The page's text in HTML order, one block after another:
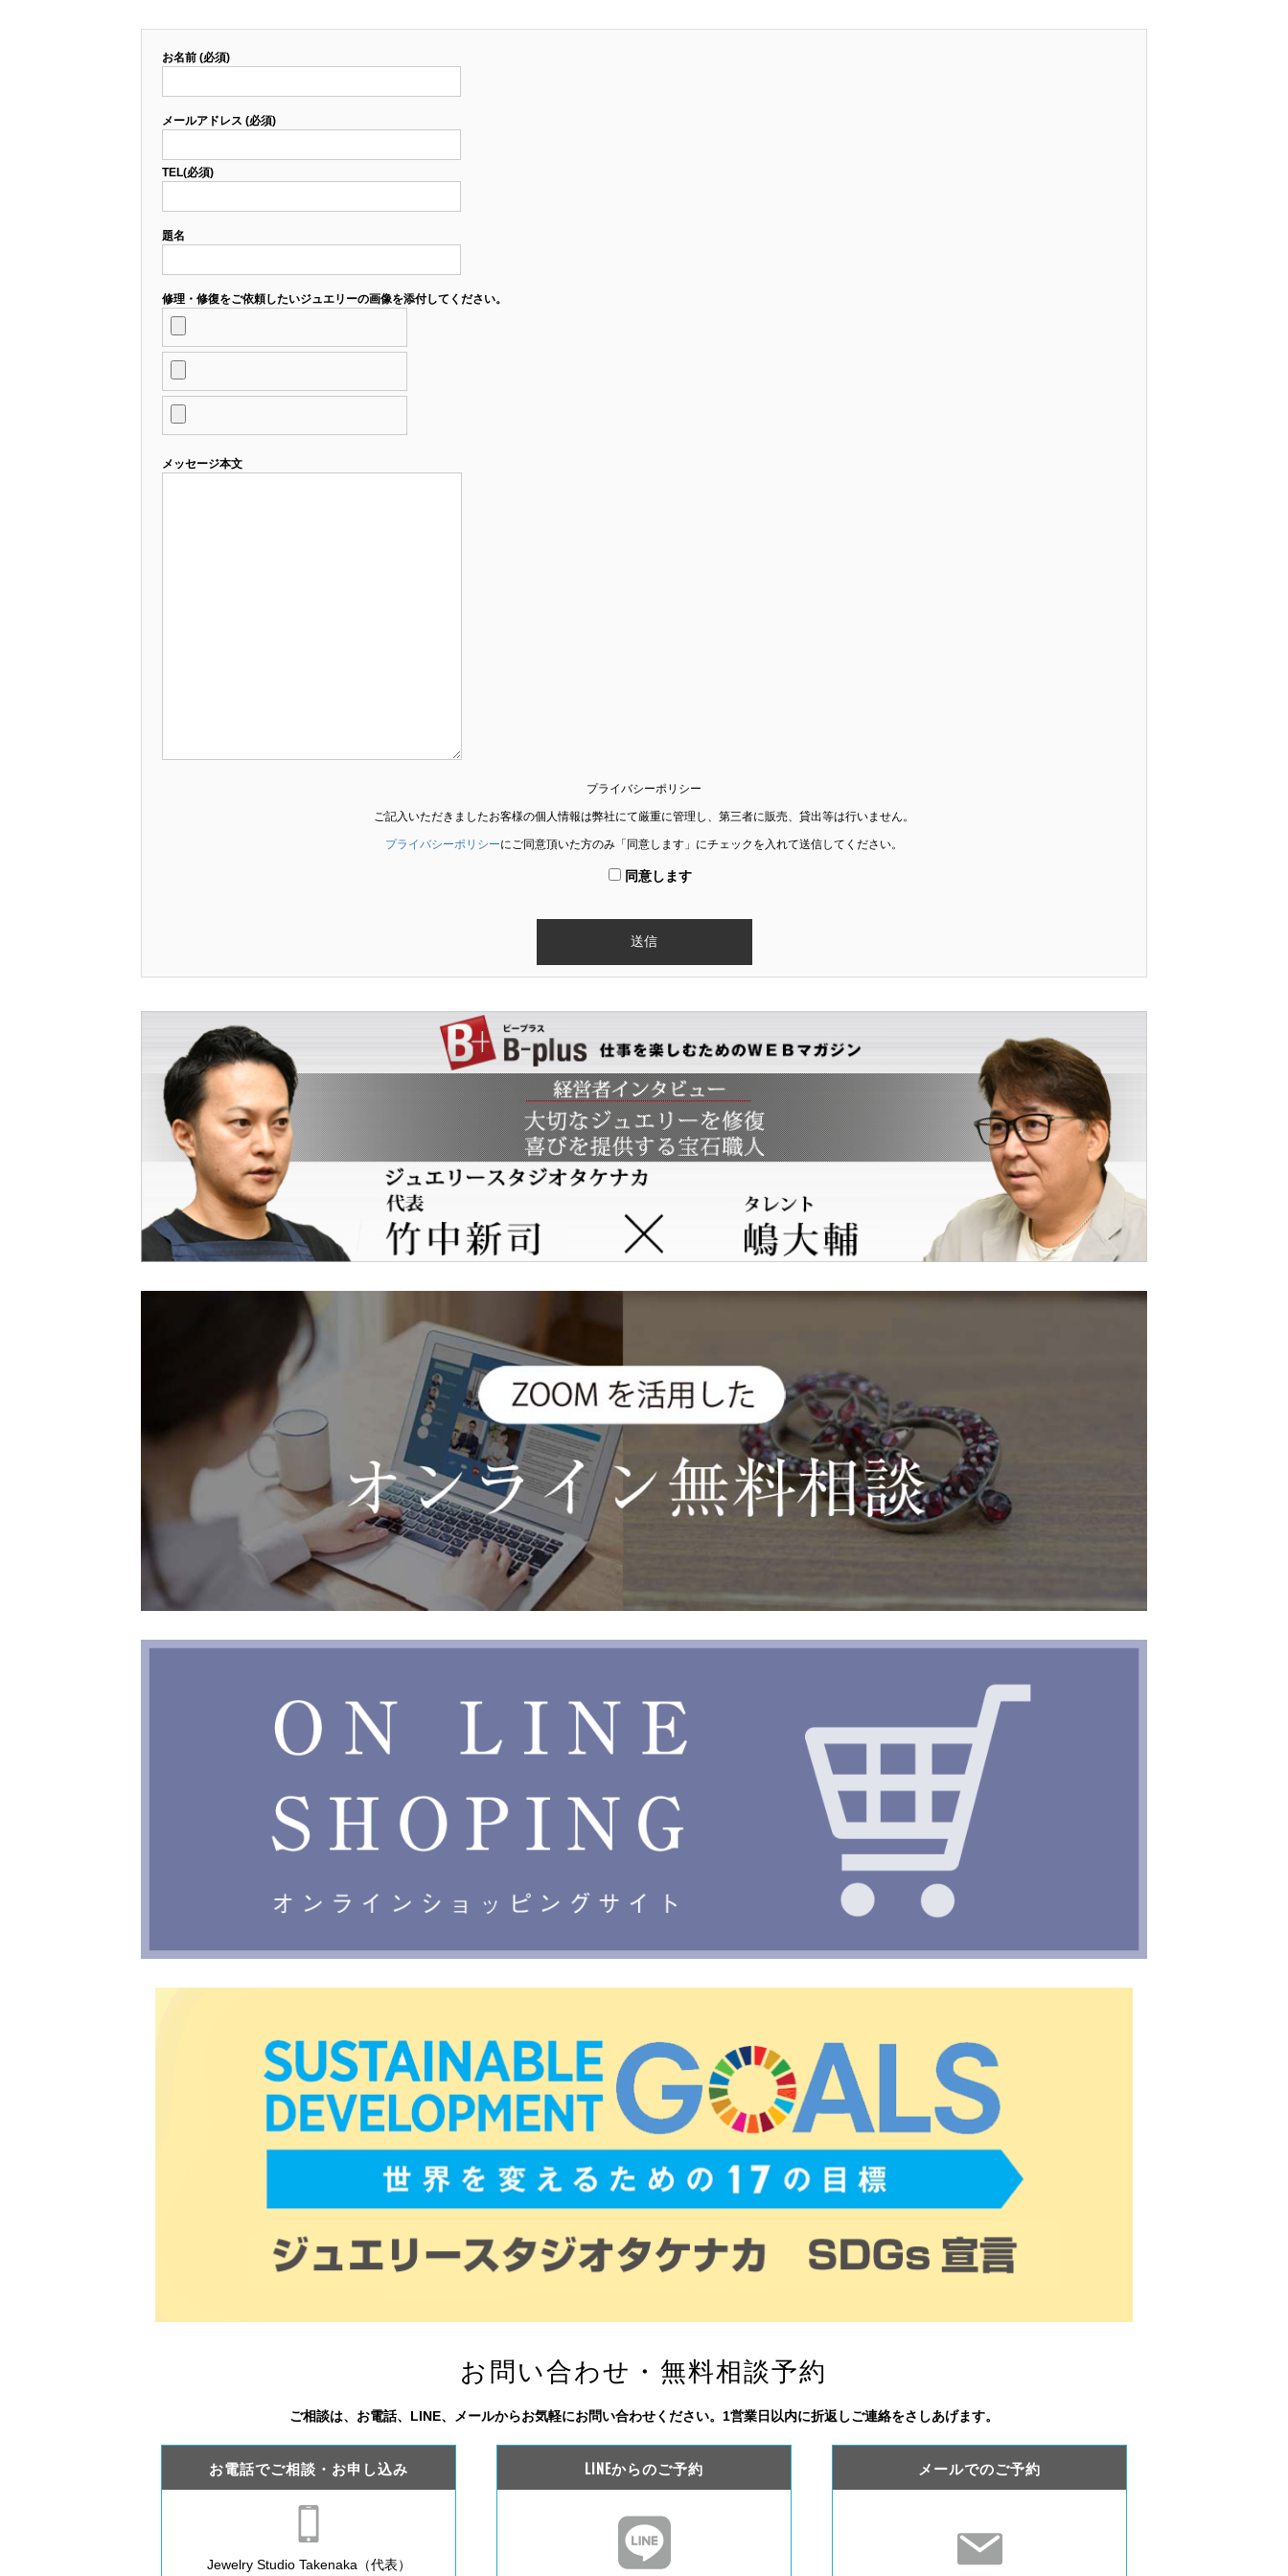
お名前 (必須)
メールアドレス (必須)
TEL(必須)
題名
修理・修復をご依頼したいジュエリーの画像を添付してください。
メッセージ本文
プライバシーポリシー
ご記入いただきましたお客様の個人情報は弊社にて厳重に管理し、第三者に販売、貸出等は行いません。
プライバシーポリシーにご同意頂いた方のみ「同意します」にチェックを入れて送信してください。
同意します
お問い合わせ・無料相談予約
ご相談は、お電話、LINE、メールからお気軽にお問い合わせください。1営業日以内に折返しご連絡をさしあげます。
お電話でご相談・お申し込み
Jewelry Studio Takenaka（代表）
LINEからのご予約 メールでのご予約